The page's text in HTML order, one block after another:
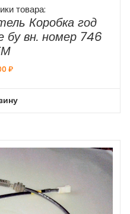
товара:
Коробка год
бу вн. номер 746
₽